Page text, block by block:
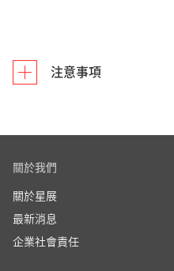
注意事項
關於我們
關於星展
最新消息
企業社會責任